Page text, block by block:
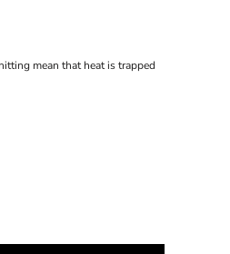
mean that heat is trapped